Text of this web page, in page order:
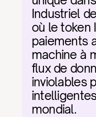
Industriel
où le token
paiements
machine à
flux de
inviolables
mondial.